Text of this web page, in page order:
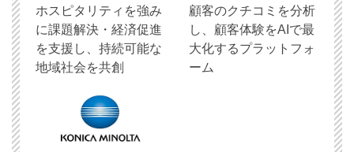
ホスピタリティを強み
に課題解決・経済促進
を支援し、持続可能な
地域社会を共創
顧客のクチコミを分析
し、顧客体験をAIで最
大化するプラットフォ
ーム